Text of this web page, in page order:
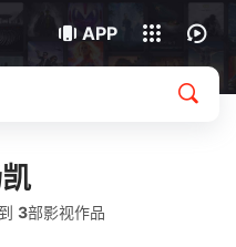
APP
下载客户端
录
3部影视作品